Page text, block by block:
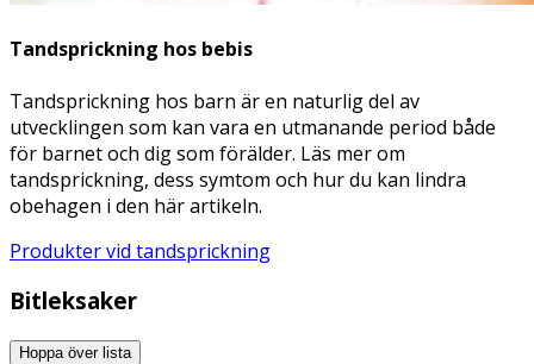
Tandsprickning hos bebis
Tandsprickning hos barn är en naturlig del av
utvecklingen som kan vara en utmanande period både
för barnet och dig som förälder. Läs mer om
tandsprickning, dess symtom och hur du kan lindra
obehagen i den här artikeln.
Produkter vid tandsprickning
Bitleksaker
Hoppa över lista